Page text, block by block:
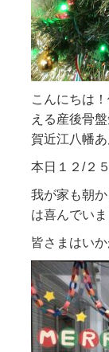
こんにちは
える産後骨
賀近江八幡あ
本日１２/２
我が家も朝
は喜んでい
皆さまはい